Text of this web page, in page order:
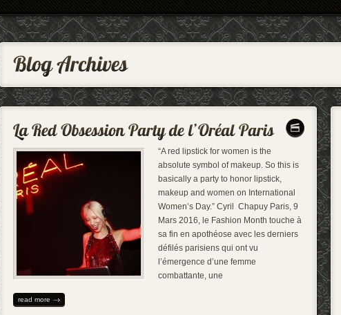
“A red lipstick for women is the
absolute symbol of makeup. So this is
basically a party to honor lipstick,
makeup and women on International
Women’s Day.” Cyril Chapuy Paris, 9
Mars 2016, le Fashion Month touche à
sa fin en apothéose avec les derniers
défilés parisiens qui ont vu
l’émergence d’une femme
combattante, une
read more